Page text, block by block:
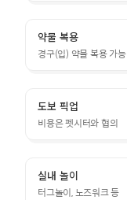
약물 복용
경구(입) 약물 복용 가능
도보 픽업
비용은 펫시터와 협의
실내 놀이
터그놀이, 노즈워크 등